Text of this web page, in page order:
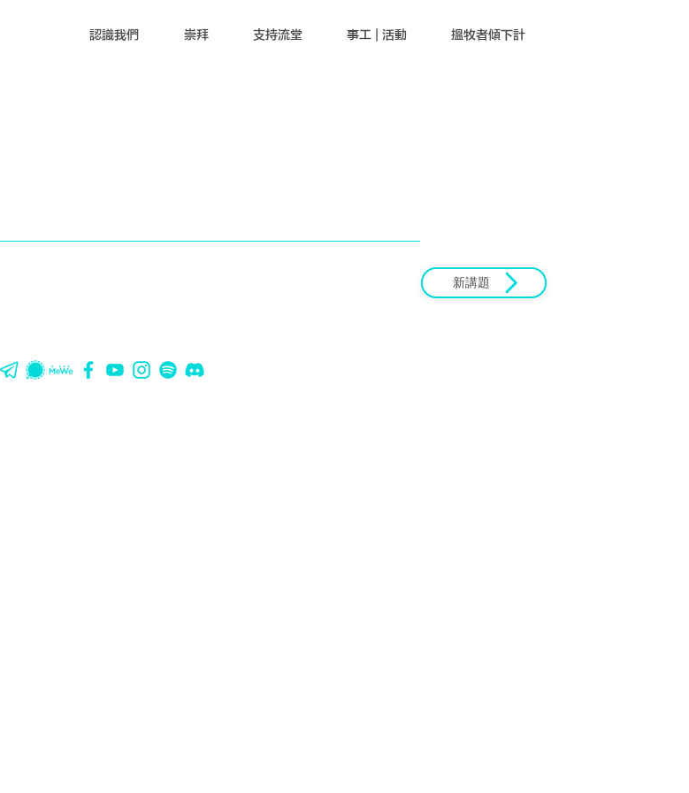
認識我們 崇拜 支持流堂 事工 | 活動 搵牧者傾下計
新講題